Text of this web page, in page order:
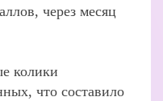
через месяц
колики
что составило